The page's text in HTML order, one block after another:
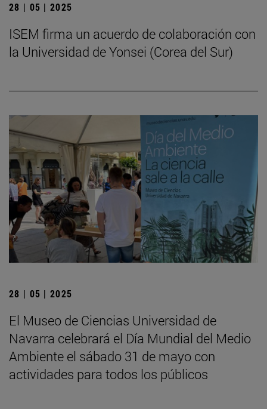
28 | 05 | 2025
ISEM firma un acuerdo de colaboración con
la Universidad de Yonsei (Corea del Sur)
28 | 05 | 2025
El Museo de Ciencias Universidad de
Navarra celebrará el Día Mundial del Medio
Ambiente el sábado 31 de mayo con
actividades para todos los públicos